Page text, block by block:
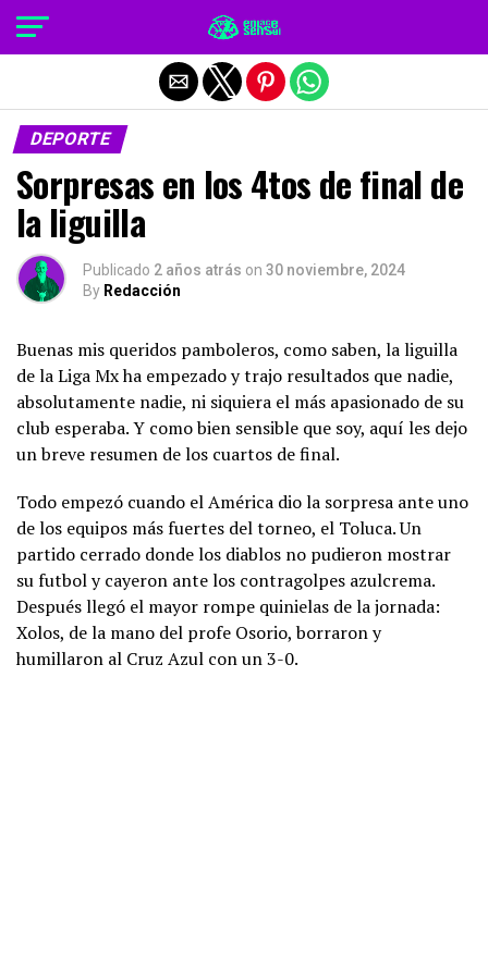
DEPORTE
Sorpresas en los 4tos de final de
la liguilla
Publicado 2 años atrás on 30 noviembre, 2024
By Redacción
Buenas mis queridos pamboleros, como saben, la liguilla
de la Liga Mx ha empezado y trajo resultados que nadie,
absolutamente nadie, ni siquiera el más apasionado de su
club esperaba. Y como bien sensible que soy, aquí les dejo
un breve resumen de los cuartos de final.
Todo empezó cuando el América dio la sorpresa ante uno
de los equipos más fuertes del torneo, el Toluca. Un
partido cerrado donde los diablos no pudieron mostrar
su futbol y cayeron ante los contragolpes azulcrema.
Después llegó el mayor rompe quinielas de la jornada:
Xolos, de la mano del profe Osorio, borraron y
humillaron al Cruz Azul con un 3-0.
Salir de la versión móvil